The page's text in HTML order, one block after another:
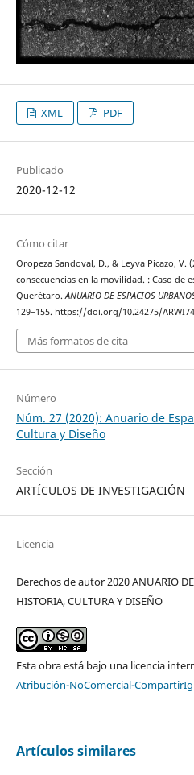
XML PDF
Publicado
2020-12-12
Cómo citar
Oropeza Sandoval, D., & Leyva Picazo, V.
consecuencias en la movilidad. : Caso de
Querétaro.ANUARIO DE ESPACIOS
129–155. https://doi.org/10.24275/
Más formatos de cita
Número
Núm. 27 (2020): Anuario de
Cultura y Diseño
Sección
ARTÍCULOS DE INVESTIGACIÓN
Licencia
Derechos de autor 2020 ANUARIO DE
HISTORIA, CULTURA Y DISEÑO
Esta obra está bajo una licencia
Atribución-NoComercial-
Artículos similares